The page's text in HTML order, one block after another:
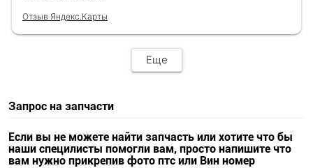
Отзыв Яндекс.Карты
Еще
Запрос на запчасти
Если вы не можете найти запчасть или хотите что бы
наши специлисты помогли вам, просто напишите что
вам нужно прикрепив фото птс или Вин номер